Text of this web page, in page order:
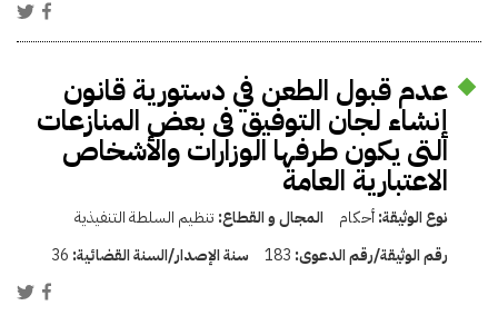
عدم قبول الطعن في دستورية قانون
إنشاء لجان التوفيق فى بعض المنازعات
التى يكون طرفها الوزارات والأشخاص
الاعتبارية العامة
نوع الوثيقة:أحكام المجال و القطاع: تنظيم السلطة التنفيذية
رقم الوثيقة/رقم الدعوى: 183 سنة الإصدار/السنة القضائية: 36